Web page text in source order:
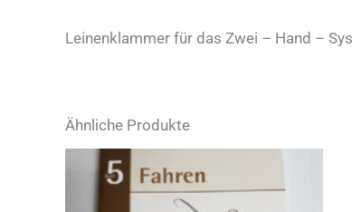
Leinenklammer für das Zwei – Hand –
Ähnliche Produkte